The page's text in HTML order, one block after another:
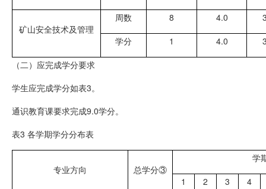
矿山安全技术及管理
周数 8 4.0
学分
1 4.0
（二）应完成学分要求
学生应完成学分如表3。
通识教育课要求完成9.0学分。
表3 各学期学分分布表
专业方向 总学分③
学
1
2 3
4